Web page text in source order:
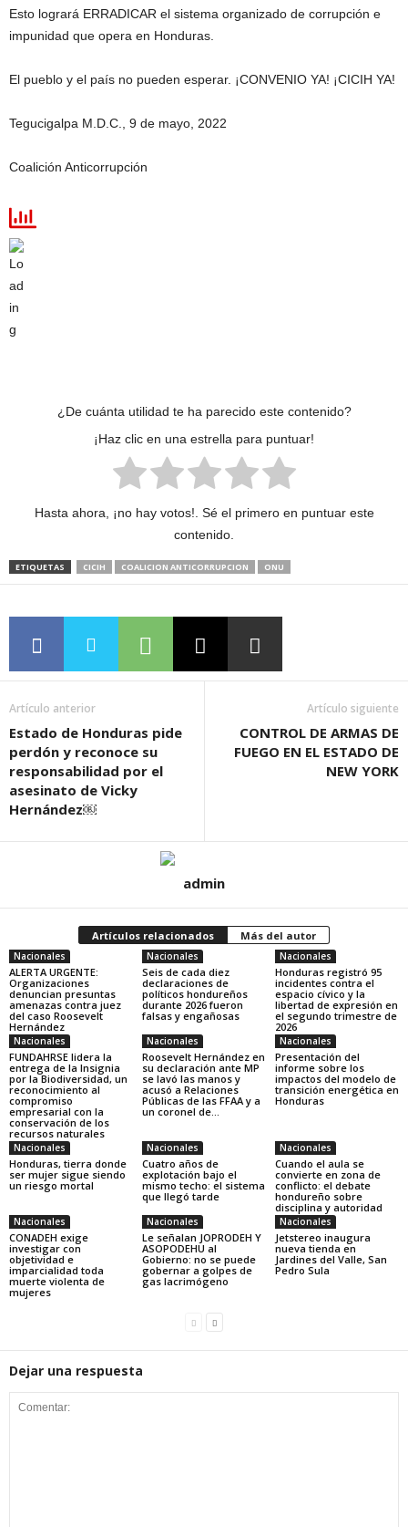
Esto logrará ERRADICAR el sistema organizado de corrupción e
impunidad que opera en Honduras.
El pueblo y el país no pueden esperar. ¡CONVENIO YA! ¡CICIH YA!
Tegucigalpa M.D.C., 9 de mayo, 2022
Coalición Anticorrupción
¿De cuánta utilidad te ha parecido este contenido?
¡Haz clic en una estrella para puntuar!
Hasta ahora, ¡no hay votos!. Sé el primero en puntuar este
contenido.
ETIQUETAS CICIH COALICION ANTICORRUPCION ONU
Artículo anterior
Estado de Honduras pide
perdón y reconoce su
responsabilidad por el
asesinato de Vicky
Hernández￼
Artículo siguiente
CONTROL DE ARMAS DE
FUEGO EN EL ESTADO DE
NEW YORK
admin
Artículos relacionados Más del autor
Nacionales
ALERTA URGENTE:
Organizaciones
denuncian presuntas
amenazas contra juez
del caso Roosevelt
Hernández
Nacionales
Seis de cada diez
declaraciones de
políticos hondureños
durante 2026 fueron
falsas y engañosas
Nacionales
Honduras registró 95
incidentes contra el
espacio cívico y la
libertad de expresión en
el segundo trimestre de
2026
Nacionales
FUNDAHRSE lidera la
entrega de la Insignia
por la Biodiversidad, un
reconocimiento al
compromiso
empresarial con la
conservación de los
recursos naturales
Nacionales
Roosevelt Hernández en
su declaración ante MP
se lavó las manos y
acusó a Relaciones
Públicas de las FFAA y a
un coronel de...
Nacionales
Presentación del
informe sobre los
impactos del modelo de
transición energética en
Honduras
Nacionales
Honduras, tierra donde
ser mujer sigue siendo
un riesgo mortal
Nacionales
Cuatro años de
explotación bajo el
mismo techo: el sistema
que llegó tarde
Nacionales
Cuando el aula se
convierte en zona de
conflicto: el debate
hondureño sobre
disciplina y autoridad
Nacionales
CONADEH exige
investigar con
objetividad e
imparcialidad toda
muerte violenta de
mujeres
Nacionales
Le señalan JOPRODEH Y
ASOPODEHU al
Gobierno: no se puede
gobernar a golpes de
gas lacrimógeno
Nacionales
Jetstereo inaugura
nueva tienda en
Jardines del Valle, San
Pedro Sula
Dejar una respuesta